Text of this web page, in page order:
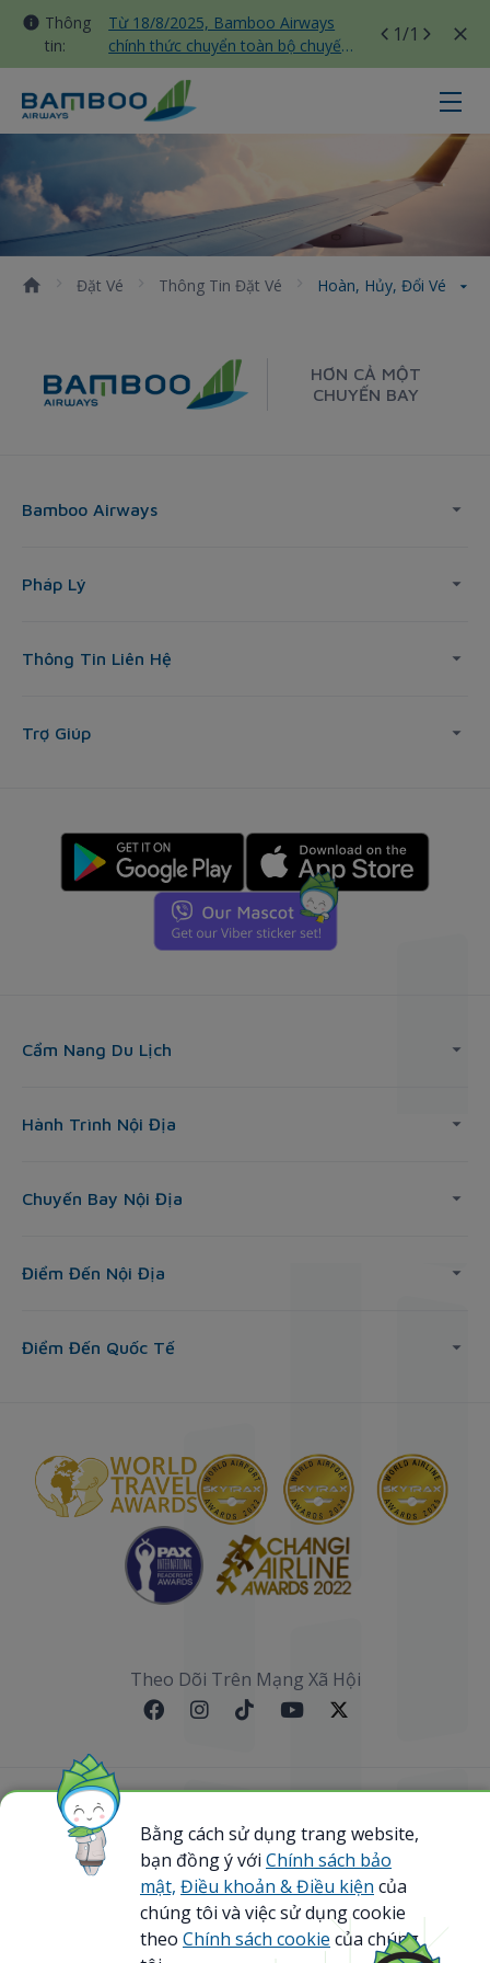
Thông
tin:
Từ 18/8/2025, Bamboo Airways
chính thức chuyển toàn bộ chuyến
bay nội địa sang nhà ga T3 Tân
Sơn Nhất
1/1
Hoàn, hủy, đổi vé - Bamboo
Đặt Vé Thông Tin Đặt Vé Hoàn, Hủy, Đổi Vé
HƠN CẢ MỘT
CHUYẾN BAY
Bamboo Airways
Pháp Lý
Thông Tin Liên Hệ
Trợ Giúp
Cẩm Nang Du Lịch
Hành Trình Nội Địa
Chuyến Bay Nội Địa
Điểm Đến Nội Địa
Điểm Đến Quốc Tế
Theo Dõi Trên Mạng Xã Hội
Sơ đồ website
@ 2023 Bamboo Airways Copyright. All Rights
Reserved.
Business Registration Code: 0107867370
Bằng cách sử dụng trang website,
bạn đồng ý với Chính sách bảo
mật, Điều khoản & Điều kiện của
chúng tôi và việc sử dụng cookie
theo Chính sách cookie của chúng